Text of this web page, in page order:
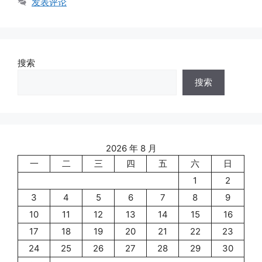
搜索
搜索
2026 年 8 月
一
二 三 四 五 六
日
1
2
3
4 5 6 7 8
9
10
11 12 13 14 15
16
17
18 19 20 21 22
23
24
25 26 27 28 29
30